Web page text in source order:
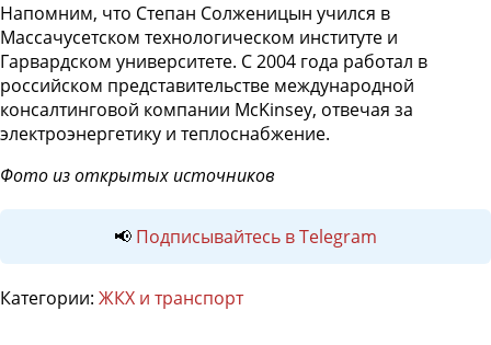
Напомним, что Степан Солженицын учился в
Массачусетском технологическом институте и
Гарвардском университете. С 2004 года работал в
российском представительстве международной
консалтинговой компании McKinsey, отвечая за
электроэнергетику и теплоснабжение.
Фото из открытых источников
📢 Подписывайтесь в Telegram
Категории: ЖКХ и транспорт